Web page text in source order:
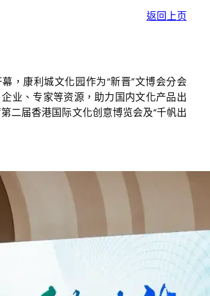
返回上页
康利城文化园作为“新晋”文博会分会
业、专家等资源，助力国内文化产品出
二届香港国际文化创意博览会及“千帆出